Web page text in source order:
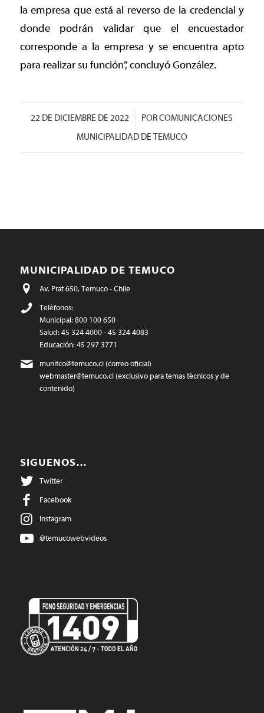
la empresa que está al reverso de la credencial y
donde podrán validar que el encuestador
corresponde a la empresa y se encuentra apto
para realizar su función”, concluyó González.
22 DE DICIEMBRE DE 2022
/ PORCOMUNICACIONES
MUNICIPALIDAD DE TEMUCO
MUNICIPALIDAD DE TEMUCO
Av. Prat 650, Temuco - Chile
Teléfonos:
Municipal: 800 100 650
Salud: 45 324 4000 - 45 324 4083
Educación: 45 297 3771
munitco@temuco.cl(correo oficial)
webmaster@temuco.cl(exclusivo para temas técnicos y de
contenido)
SIGUENOS…
Twitter
Facebook
Instagram
@temucowebvideos